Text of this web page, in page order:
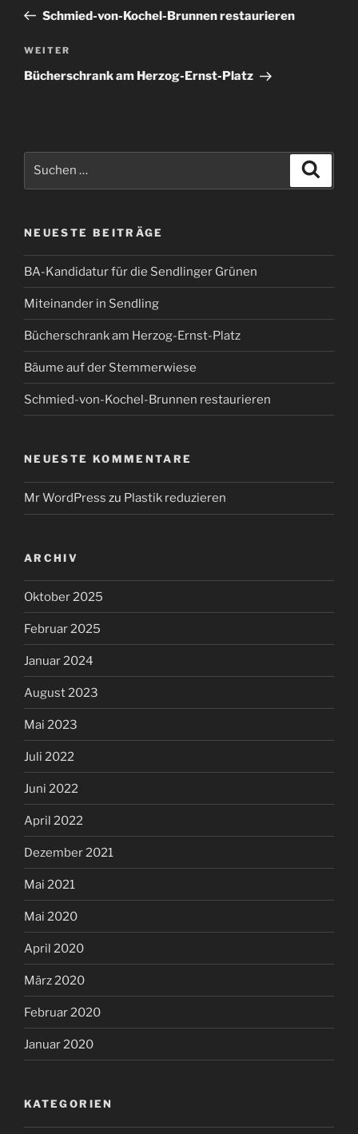
Beitrag
Schmied-von-Kochel-Brunnen restaurieren
Nächster
Beitrag
WEITER
Bücherschrank am Herzog-Ernst-Platz
NEUESTE BEITRÄGE
BA-Kandidatur für die Sendlinger Grünen
Miteinander in Sendling
Bücherschrank am Herzog-Ernst-Platz
Bäume auf der Stemmerwiese
Schmied-von-Kochel-Brunnen restaurieren
NEUESTE KOMMENTARE
Mr WordPress zu Plastik reduzieren
ARCHIV
Oktober 2025
Februar 2025
Januar 2024
August 2023
Mai 2023
Juli 2022
Juni 2022
April 2022
Dezember 2021
Mai 2021
Mai 2020
April 2020
März 2020
Februar 2020
Januar 2020
KATEGORIEN